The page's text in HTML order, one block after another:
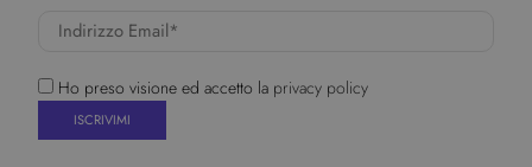
Ho preso visione ed accetto la privacy policy